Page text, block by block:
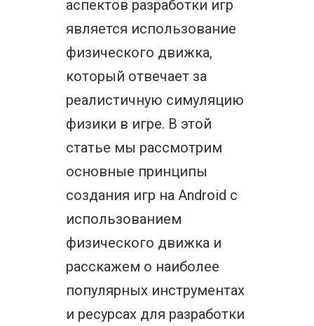
аспектов разработки игр
является использование
физического движка,
который отвечает за
реалистичную симуляцию
физики в игре. В этой
статье мы рассмотрим
основные принципы
создания игр на Android с
использованием
физического движка и
расскажем о наиболее
популярных инструментах
и ресурсах для разработки